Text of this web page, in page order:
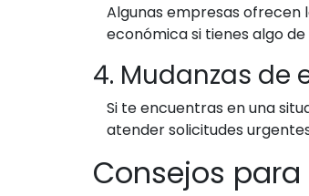
Algunas empresas ofrecen
económica si tienes algo
4. Mudanzas de
Si te encuentras en una
atender solicitudes
Consejos